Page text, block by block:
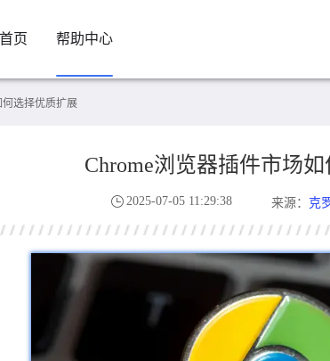
首页 帮助中心
何选择优质扩展
Chrome浏览器插件市场
2025-07-05 11:29:38 来源： 克